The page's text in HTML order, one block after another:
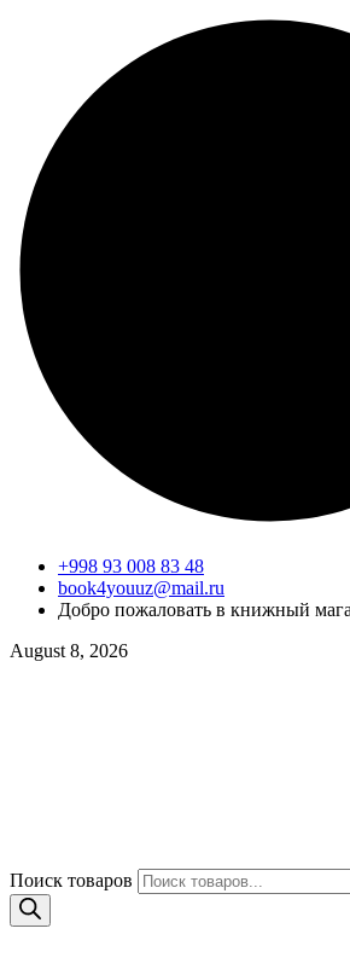
+998 93 008 83 48
book4youuz@mail.ru
Добро пожаловать в книжный
August 8, 2026
Поиск товаров